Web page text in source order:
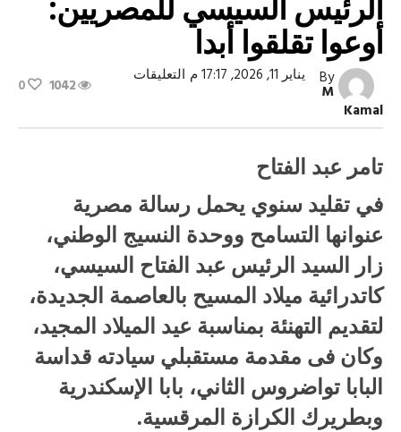
أوعوا تقلقوا أبدا
By
M
Kamal
يناير 11, 2026, 17:17 م التعليقاتعلى
أوعوا
1042
0
تامر عبد الفتاح
في تقليد سنوي يحمل رسالة مصرية
عنوانها التسامح ووحدة النسيج الوطني،
زار السيد الرئيس عبد الفتاح السيسي،
كاتدرائية ميلاد المسيح بالعاصمة الجديدة،
لتقديم التهنئة بمناسبة عيد الميلاد المجيد،
وكان فى مقدمة مستقبلي سيادته قداسة
البابا تواضروس الثاني، بابا الإسكندرية
وبطريرك الكرازة المرقسية.